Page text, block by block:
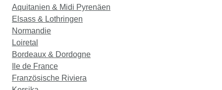
Aquitanien & Midi Pyrenäen
Elsass & Lothringen
Normandie
Loiretal
Bordeaux & Dordogne
Ile de France
Französische Riviera